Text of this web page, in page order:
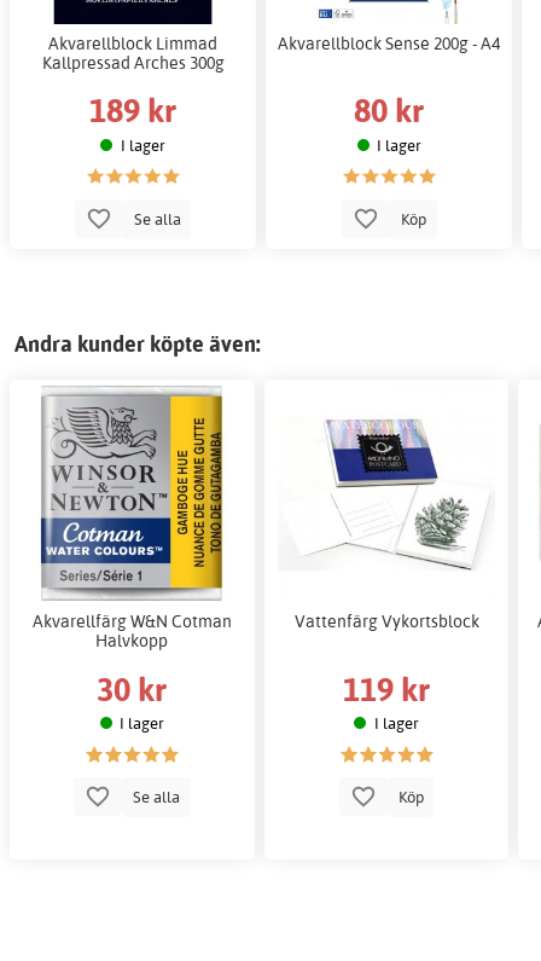
Akvarellblock Limmad
Kallpressad Arches 300g
189 kr
I lager
Se alla
Akvarellblock Sense 200g - A4
80 kr
I lager
Köp
Andra kunder köpte även:
Akvarellfärg W&N Cotman
Halvkopp
30 kr
I lager
Se alla
Vattenfärg Vykortsblock
119 kr
I lager
Köp